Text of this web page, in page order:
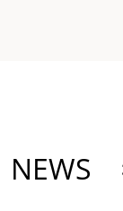
NEWS